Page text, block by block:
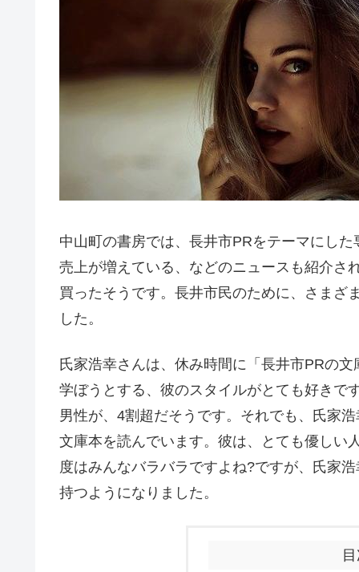
中山町の書房では、長井市PRをテーマにし
売上が増えている、などのニュースも紹介さ
買ったそうです。長井市民のために、さまざ
した。
氏家浩幸さんは、休み時間に「長井市PRの
学ぼうとする、彼のスタイルがとても好きで
男性が、4割超だそうです。それでも、氏家
文庫本を読んでいます。彼は、とても優しい
度はみんなバラバラですよね?ですが、氏家
持つようになりました。